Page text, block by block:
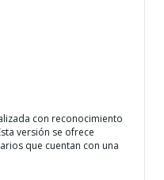
con reconocimiento
versión se ofrece
que cuentan con una